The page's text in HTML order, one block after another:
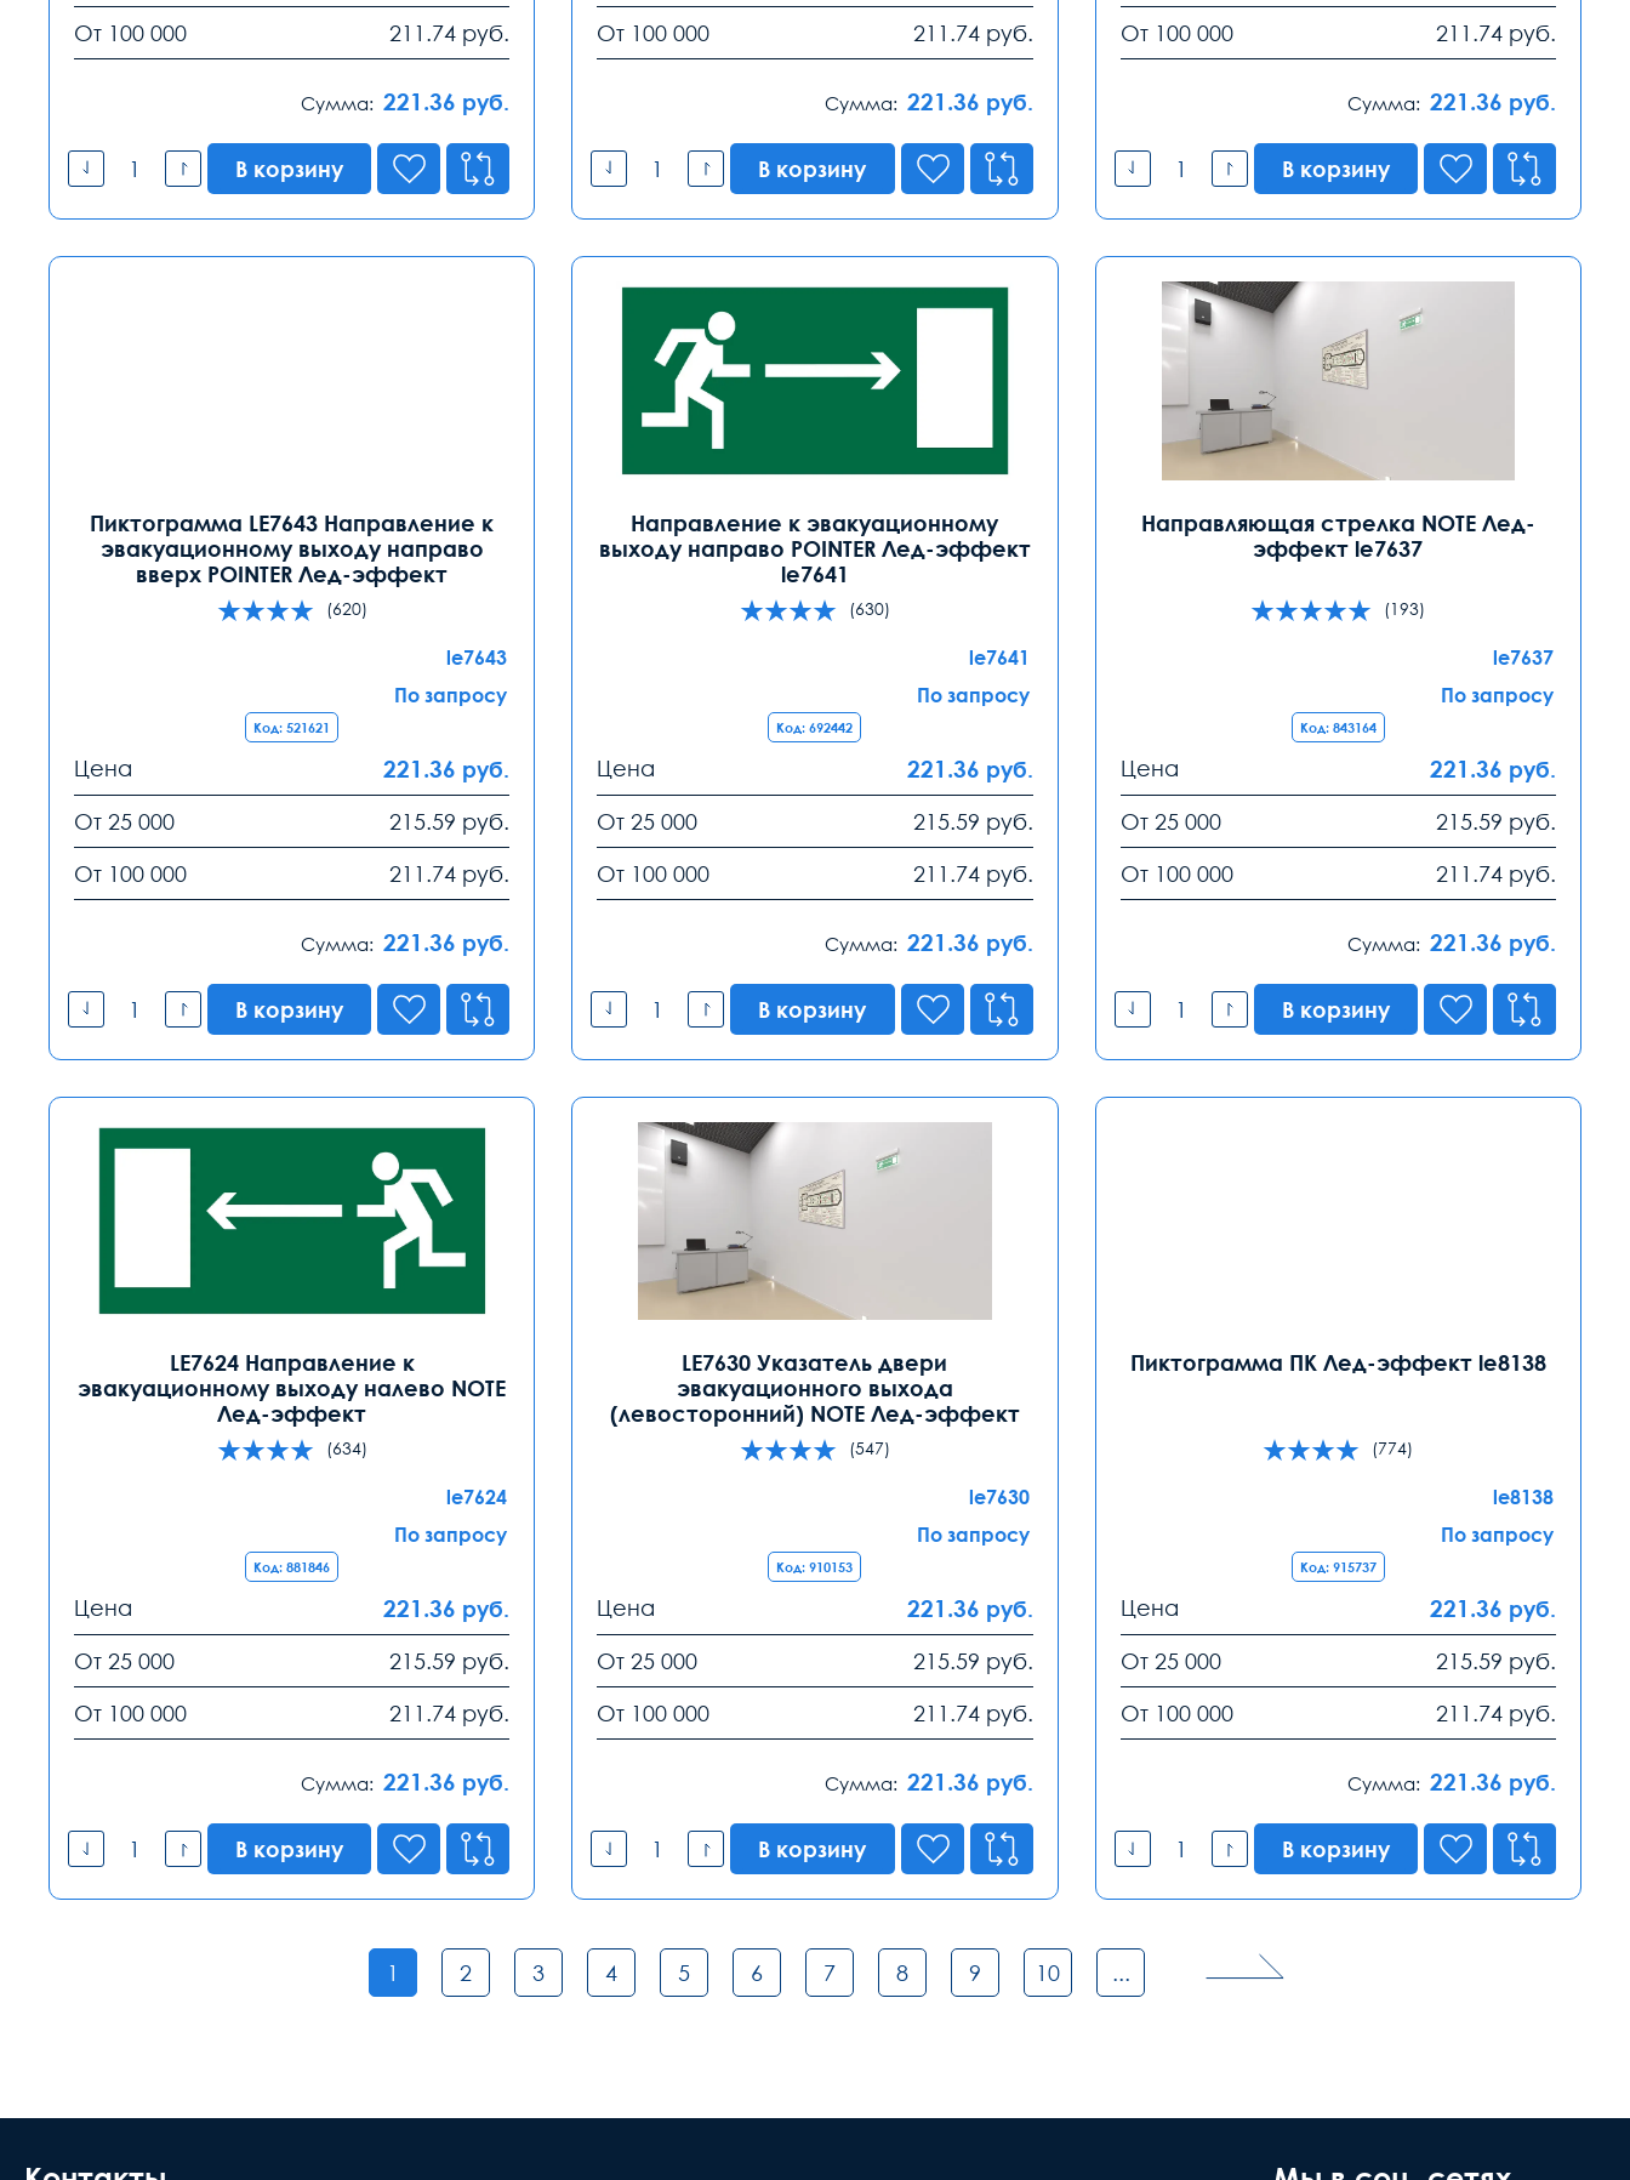
От 100 000
211.74 руб.
Сумма: 221.36 руб.
В корзину
От 100 000
211.74 руб.
Сумма: 221.36 руб.
В корзину
От 100 000
211.74 руб.
Сумма: 221.36 руб.
В корзину
Пиктограмма LE7643 Направление к
эвакуационному выходу направо
вверх POINTER Лед-эффект
(620)
le7643
По запросу
Код: 521621
Цена 221.36 руб.
От 25 000
215.59 руб.
От 100 000
211.74 руб.
Сумма: 221.36 руб.
В корзину
Направление к эвакуационному
выходу направо POINTER Лед-эффект
le7641
(630)
le7641
По запросу
Код: 692442
Цена 221.36 руб.
От 25 000
215.59 руб.
От 100 000
211.74 руб.
Сумма: 221.36 руб.
В корзину
Направляющая стрелка NOTE Лед-
эффект le7637
(193)
le7637
По запросу
Код: 843164
Цена 221.36 руб.
От 25 000
215.59 руб.
От 100 000
211.74 руб.
Сумма: 221.36 руб.
В корзину
LE7624 Направление к
эвакуационному выходу налево NOTE
Лед-эффект
(634)
le7624
По запросу
Код: 881846
Цена 221.36 руб.
От 25 000
215.59 руб.
От 100 000
211.74 руб.
Сумма: 221.36 руб.
В корзину
LE7630 Указатель двери
эвакуационного выхода
(левосторонний) NOTE Лед-эффект
(547)
le7630
По запросу
Код: 910153
Цена 221.36 руб.
От 25 000
215.59 руб.
От 100 000
211.74 руб.
Сумма: 221.36 руб.
В корзину
Пиктограмма ПК Лед-эффект le8138
(774)
le8138
По запросу
Код: 915737
Цена 221.36 руб.
От 25 000
215.59 руб.
От 100 000
211.74 руб.
Сумма: 221.36 руб.
В корзину
1 2 3 4 5 6 7 8 9 10 ...